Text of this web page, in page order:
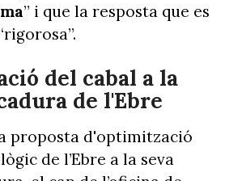
” i que la resposta que es
del cabal a la
de l'Ebre
proposta d'optimització
de l’Ebre a la seva